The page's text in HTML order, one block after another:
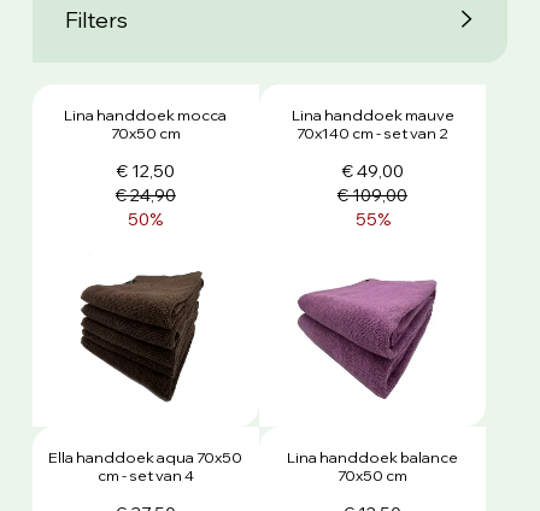
Filters
Lina handdoek mocca
70x50 cm
€ 12,50
€ 24,90
50%
Lina handdoek mauve
70x140 cm - set van 2
€ 49,00
€ 109,00
55%
Ella handdoek aqua 70x50
cm - set van 4
Lina handdoek balance
70x50 cm